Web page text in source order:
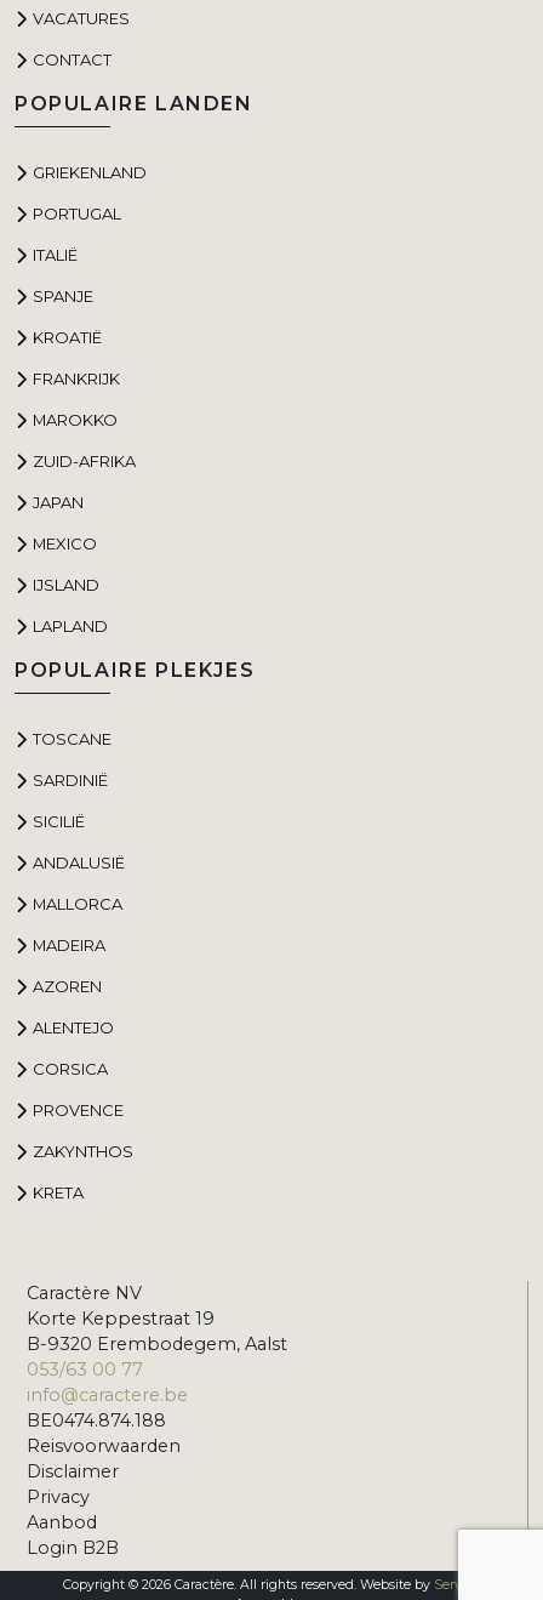
VACATURES
CONTACT
POPULAIRE LANDEN
GRIEKENLAND
PORTUGAL
ITALIË
SPANJE
KROATIË
FRANKRIJK
MAROKKO
ZUID-AFRIKA
JAPAN
MEXICO
IJSLAND
LAPLAND
POPULAIRE PLEKJES
TOSCANE
SARDINIË
SICILIË
ANDALUSIË
MALLORCA
MADEIRA
AZOREN
ALENTEJO
CORSICA
PROVENCE
ZAKYNTHOS
KRETA
Caractère NV
Korte Keppestraat 19
B-9320 Erembodegem, Aalst
053/63 00 77
info@caractere.be
BE0474.874.188
Reisvoorwaarden
Disclaimer
Privacy
Aanbod
Login B2B
Copyright © 2026 Caractère. All rights reserved. Website by Servico